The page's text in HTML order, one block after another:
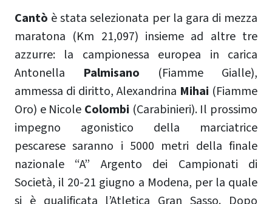
Cantò è stata selezionata per la gara di mezza
maratona (Km 21,097) insieme ad altre tre
azzurre: la campionessa europea in carica
Antonella Palmisano (Fiamme Gialle),
ammessa di diritto, Alexandrina Mihai (Fiamme
Oro) e Nicole Colombi (Carabinieri). Il prossimo
impegno agonistico della marciatrice
pescarese saranno i 5000 metri della finale
nazionale “A” Argento dei Campionati di
Società, il 20-21 giugno a Modena, per la quale